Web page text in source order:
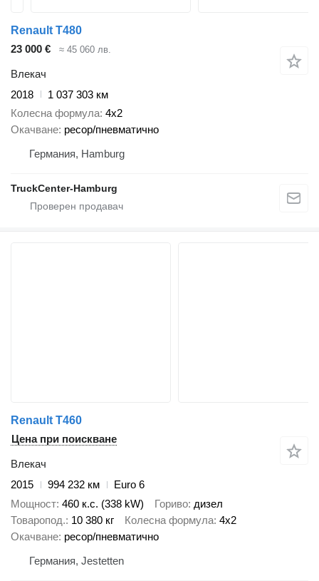
Renault T480
23 000 €
≈ 45 060 лв.
Влекач
2018
1 037 303 км
Колесна формула 4x2
Окачване ресор/пневматично
Германия, Hamburg
TruckCenter-Hamburg
Renault T460
Цена при поискване
Влекач
2015
994 232 км
Euro 6
Мощност 460 к.с. (338 kW) Гориво дизел
Товаропод. 10 380 кг Колесна формула 4x2
Окачване ресор/пневматично
Германия, Jestetten